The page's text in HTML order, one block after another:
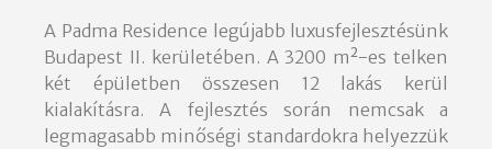
A Padma Residence legújabb luxusfejlesztésünk
Budapest II. kerületében. A 3200 m²-es telken
két épületben összesen 12 lakás kerül
kialakításra. A fejlesztés során nemcsak a
legmagasabb minőségi standardokra helyezzük